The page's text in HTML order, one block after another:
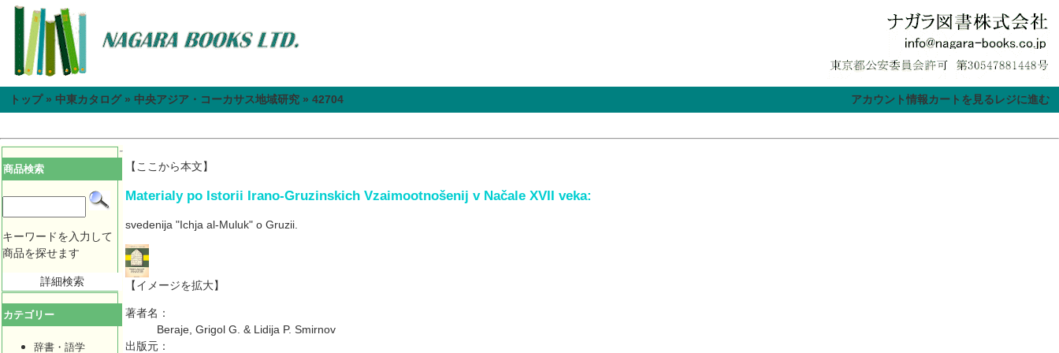
トップ» 中東カタログ» 中央アジア・コーカサス地域研究 » 42704 アカウント情報カートを見るレジに進む
商品検索
キーワードを入力して
商品を探せます
詳細検索
カテゴリー
辞書・語学
【ここから本文】
Materialy po Istorii Irano-Gruzinskich Vzaimootnošenij v Načale XVII veka:
svedenija "Ichja al-Muluk" o Gruzii.
【イメージを拡大】
著者名：
Beraje, Grigol G. & Lidija P. Smirnov
出版元：